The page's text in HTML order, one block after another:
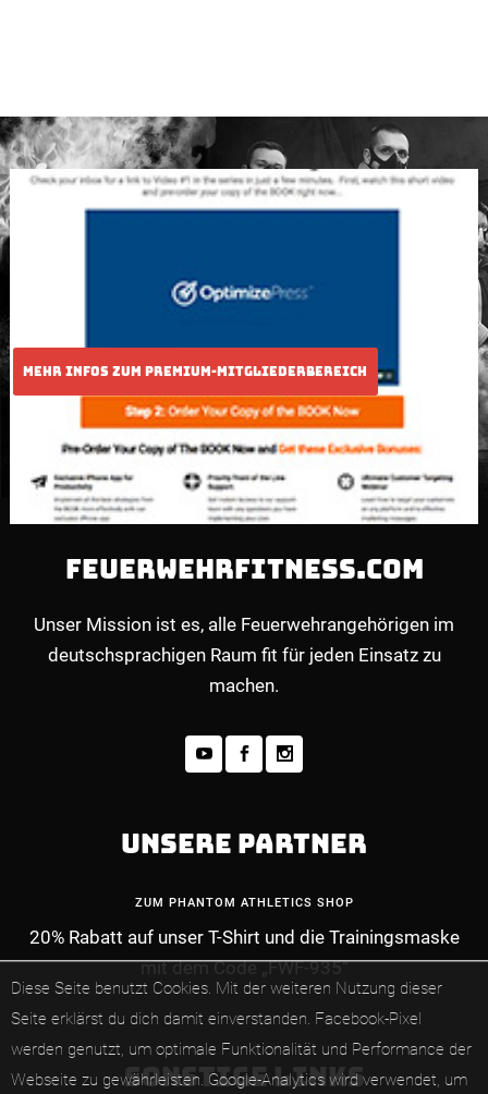
Diese Seite benutzt Cookies. Mit der weiteren Nutzung dieser
Seite erklärst du dich damit einverstanden. Facebook-Pixel
werden genutzt, um optimale Funktionalität und Performance der
Webseite zu gewährleisten. Google-Analytics wird verwendet, um
MEHR INFOS ZUM PREMIUM-
FEUERWEHRFITNESS.COM
Unser Mission ist es, alle Feuerwehrangehörigen im
deutschsprachigen Raum fit für jeden Einsatz zu
machen.
UNSERE PARTNER
ZUM PHANTOM ATHLETICS SHOP
20% Rabatt auf unser T-Shirt und die Trainingsmaske
mit dem Code „FWF-935“
SONSTIGE LINKS